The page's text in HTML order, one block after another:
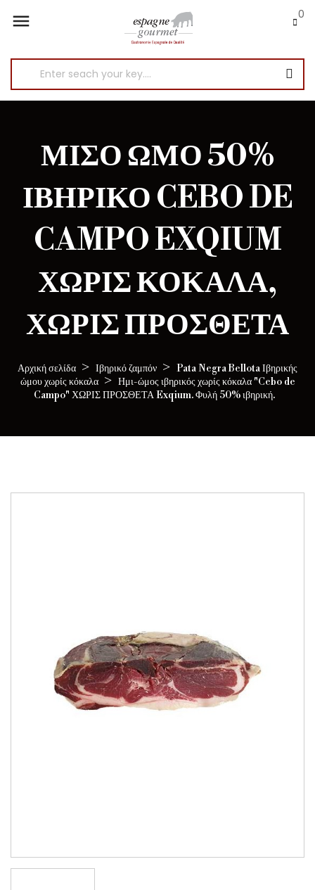
 0
ΜΙΣΌ ΏΜΟ 50%
ΙΒΗΡΙΚΌ CEBO DE
CAMPO EXQIUM
ΧΩΡΊΣ ΚΌΚΑΛΑ,
ΧΩΡΊΣ ΠΡΌΣΘΕΤΑ
Αρχική σελίδα Ιβηρικό ζαμπόν
Pata Negra Bellota Ιβηρικής
ώμου χωρίς κόκαλα
Ημι-ώμος ιβηρικός χωρίς κόκαλα "Cebo de
Campo" ΧΩΡΙΣ ΠΡΟΣΘΕΤΑ Exqium. Φυλή 50% ιβηρική.